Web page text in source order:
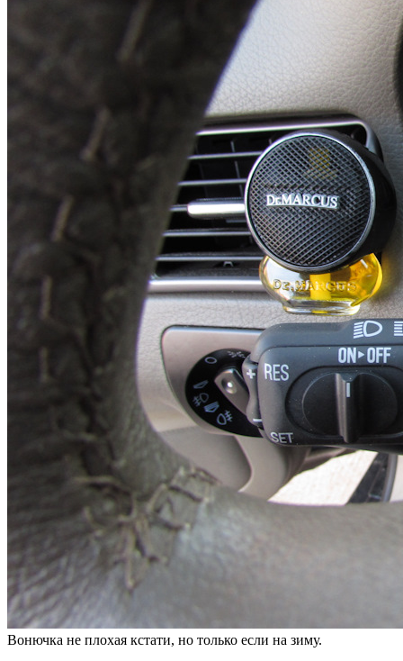
Вонючка не плохая кстати, но только если на зиму.